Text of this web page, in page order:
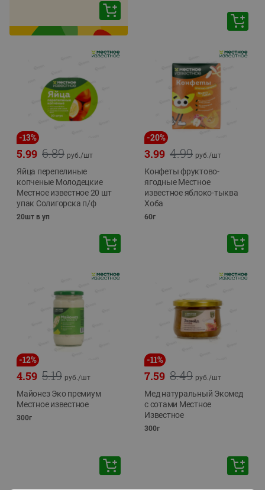
-13%
6.89
5.99 руб./шт
Яйца перепелиные
копченые Молодецкие
Местное известное 20 шт
упак Солигорска п/ф
20шт в уп
-20%
4.99
3.99 руб./шт
Конфеты фруктово-
ягодные Местное
известное яблоко-тыква
Хоба
60г
-12%
5.19
4.59 руб./шт
Майонез Эко премиум
Местное известное
300г
-11%
8.49
7.59 руб./шт
Мед натуральный Экомед
с сотами Местное
Известное
300г